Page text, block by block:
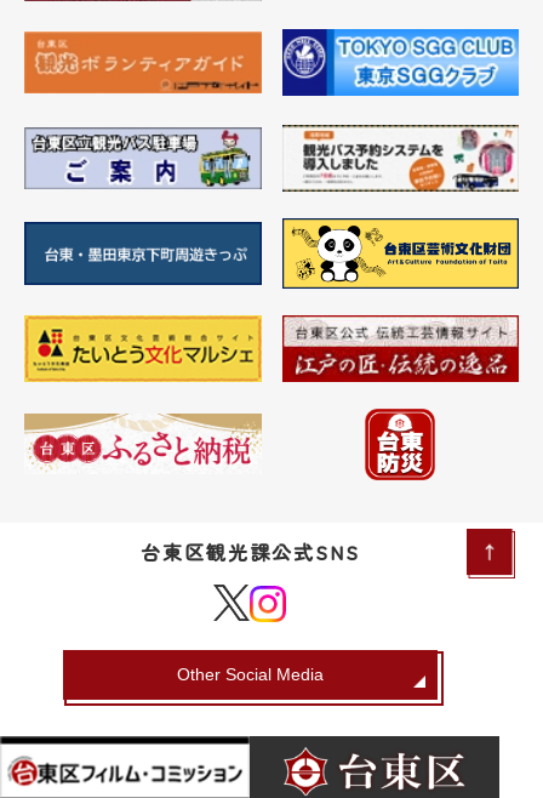
台東区観光課公式SNS
Other Social Media